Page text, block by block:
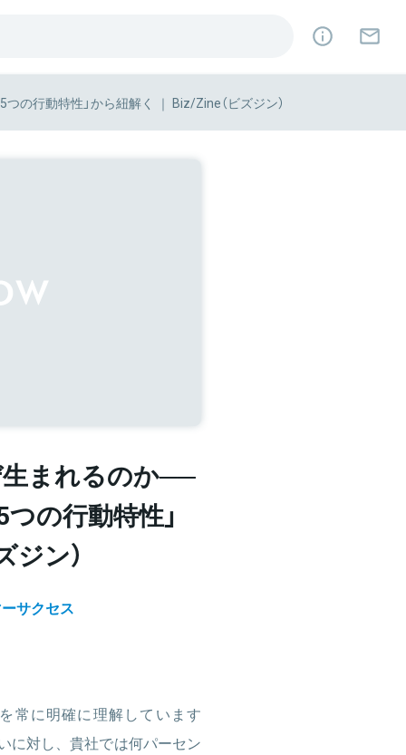
行動特性」から紐解く ｜ Biz/Zine（ビズジン）
まれるのか──
の行動特性」
ン）
サクセス
常に明確に理解しています
対し、貴社では何パーセン